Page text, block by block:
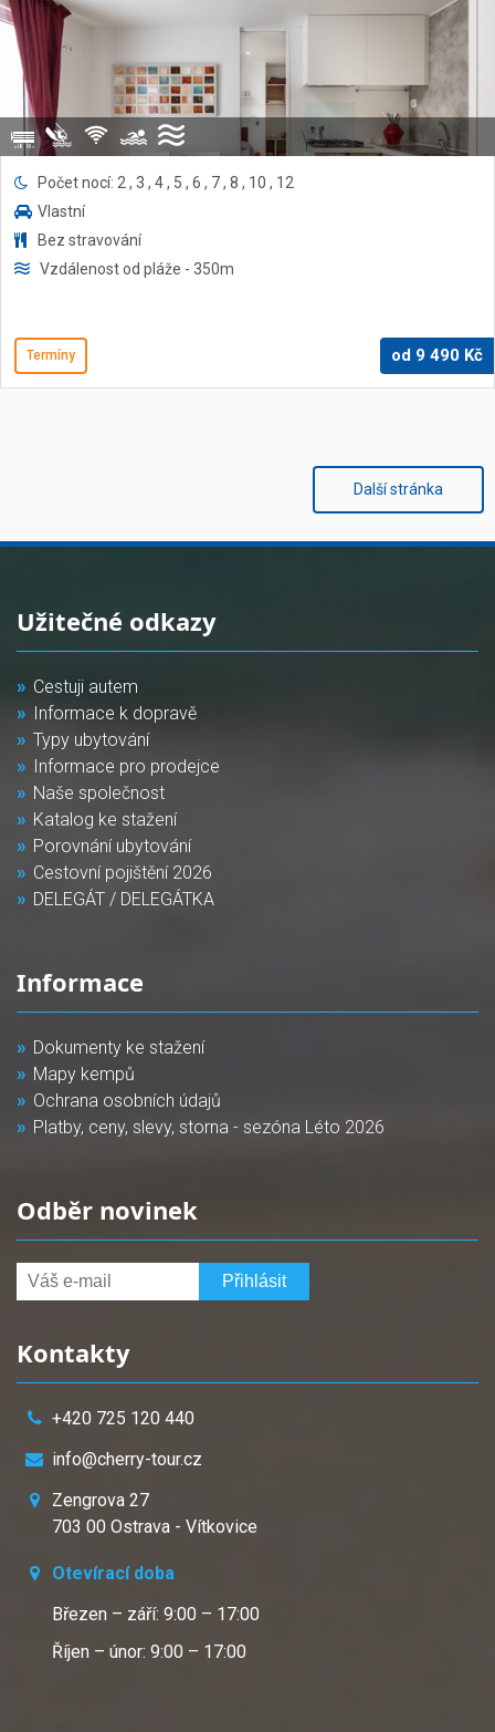
Počet nocí: 2 , 3 , 4 , 5 , 6 , 7 , 8 , 10 , 12
Vlastní
Bez stravování
Vzdálenost od pláže - 350m
Termíny od 9 490 Kč
Další stránka
Užitečné odkazy
Cestuji autem
Informace k dopravě
Typy ubytování
Informace pro prodejce
Naše společnost
Katalog ke stažení
Porovnání ubytování
Cestovní pojištění 2026
DELEGÁT / DELEGÁTKA
Informace
Dokumenty ke stažení
Mapy kempů
Ochrana osobních údajů
Platby, ceny, slevy, storna - sezóna Léto 2026
Odběr novinek
Kontakty
+420 725 120 440
info@cherry-tour.cz
Zengrova 27
703 00 Ostrava - Vítkovice
Otevírací doba
Březen – září: 9:00 – 17:00
Říjen – únor: 9:00 – 17:00